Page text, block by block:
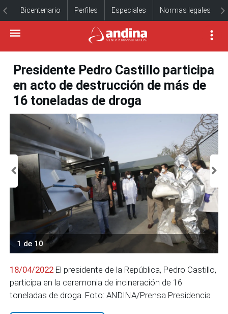
Bicentenario Perfiles Especiales Normas legales
Presidente Pedro Castillo participa
en acto de destrucción de más de
16 toneladas de droga
1 de 10
18/04/2022 El presidente de la República, Pedro Castillo,
participa en la ceremonia de incineración de 16
toneladas de droga. Foto: ANDINA/Prensa Presidencia